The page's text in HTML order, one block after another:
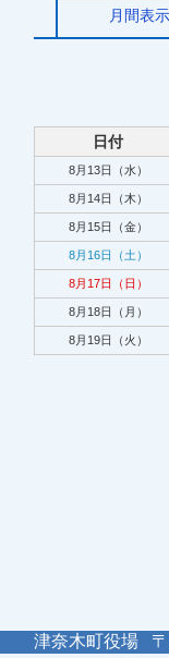
月間表示
日付
8月13日（水）
8月14日（木）
8月15日（金）
8月16日（土）
8月17日（日）
8月18日（月）
8月19日（火）
津奈木町役場